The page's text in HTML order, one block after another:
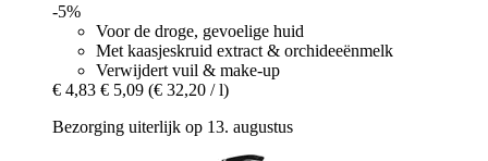
-5%
Voor de droge, gevoelige huid
Met kaasjeskruid extract & orchideeënmelk
Verwijdert vuil & make-up
€ 4,83 € 5,09 (€ 32,20 / l)
Bezorging uiterlijk op 13. augustus